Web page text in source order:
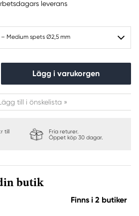
leverans
– Medium spets Ø2,5 mm
Lägg i varukorgen
till i önskelista »
till
Fria returer.
Öppet köp 30 dagar.
butik
Finns i 2 butiker